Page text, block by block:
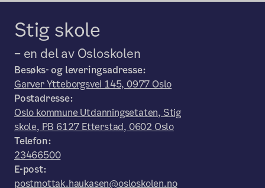
Stig skole
– en del av Osloskolen
Besøks- og leveringsadresse:
Garver Ytteborgsvei 145, 0977 Oslo
Postadresse:
Oslo kommune Utdanningsetaten, Stig
skole, PB 6127 Etterstad, 0602 Oslo
Telefon:
23466500
E-post:
postmottak.haukasen@osloskolen.no